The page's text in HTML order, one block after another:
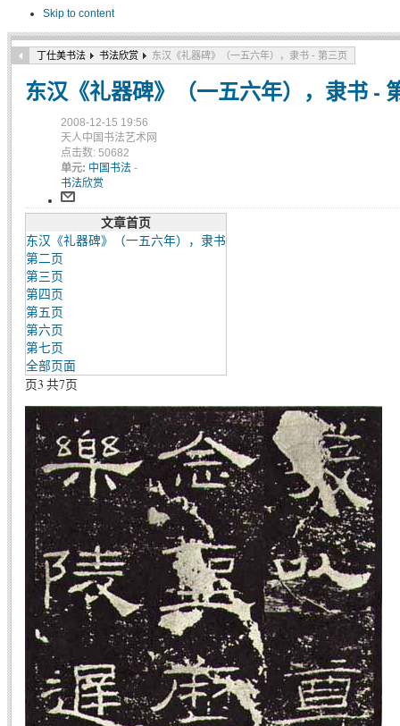
Skip to content
丁仕美书法 书法欣赏 东汉《礼器碑》（一五六年），隶书 - 第三页
东汉《礼器碑》（一五六年），隶书 -
2008-12-15 19:56
天人中国书法艺术网
点击数: 50682
单元: 中国书法 -
书法欣赏
文章首页
东汉《礼器碑》（一五六年），隶书
第二页
第三页
第四页
第五页
第六页
第七页
全部页面
页3 共7页